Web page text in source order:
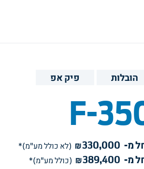
F-
הובלות פיק אפ
מ- 330,000
₪ (לא כולל מע"מ)*
מ- 389,400
₪ (כולל מע"מ)*